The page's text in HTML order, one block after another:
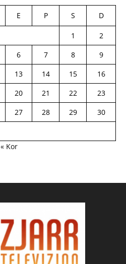
E P S D
1
2
6 7 8
9
13 14 15
16
20 21 22
23
27 28 29
30
« Kor